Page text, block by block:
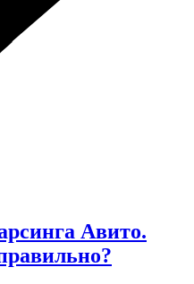
Авито.